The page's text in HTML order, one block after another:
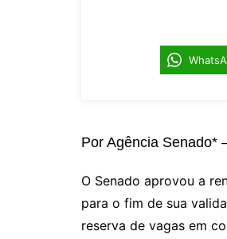
Por Agência Senado*
O Senado aprovou a
para o fim de sua
reserva de vagas em